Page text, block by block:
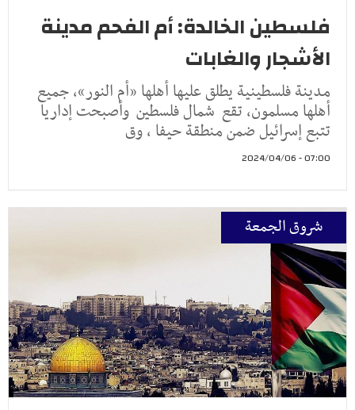
فلسطين الخالدة: أم الفحم مدينة
الأشجار والغابات
مدينة فلسطينية يطلق عليها أهلها «أم النور»، جميع
أهلها مسلمون، تقع شمال فلسطين وأصبحت إداريا
تتبع إسرائيل ضمن منطقة حيفا ، وق
07:00 - 2024/04/06
شروق الجمعة